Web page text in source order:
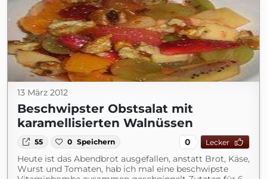
13 März 2012
Beschwipster Obstsalat mit
karamellisierten Walnüssen
55 0 Speichern 0 Lecker
Heute ist das Abendbrot ausgefallen, anstatt Brot, Käse,
Wurst und Tomaten, hab ich mal eine beschwipste